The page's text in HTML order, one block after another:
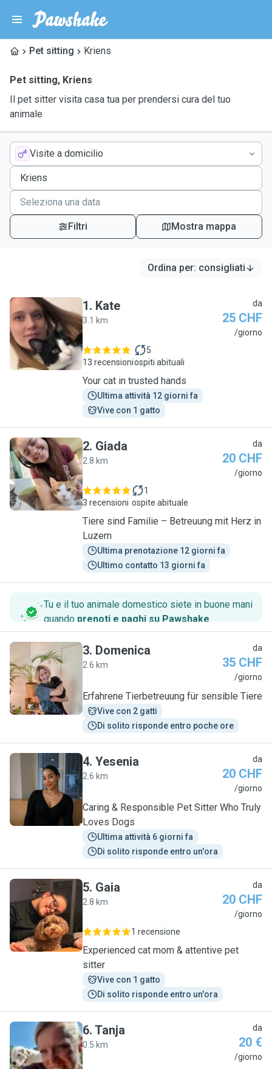
Pet sitting Kriens
Pet sitting, Kriens
Il pet sitter visita casa tua per prendersi cura del tuo
animale
Visite a domicilio
Filtri Mostra mappa
Ordina per: consigliati
K
1. Kate
3.1 km
da
25 CHF
/giorno
13 recensioni
5
ospiti abituali
Your cat in trusted hands
Ultima attività 12 giorni fa
Vive con 1 gatto
G
2. Giada
2.8 km
da
20 CHF
/giorno
3 recensioni
1
ospite abituale
Tiere sind Familie – Betreuung mit Herz in
Luzern
Ultima prenotazione 12 giorni fa
Ultimo contatto 13 giorni fa
Tu e il tuo animale domestico siete in buone mani
quando prenoti e paghi su Pawshake.
D
3. Domenica
2.6 km
da
35 CHF
/giorno
Erfahrene Tierbetreuung für sensible Tiere
Vive con 2 gatti
Di solito risponde entro poche ore
Y
4. Yesenia
2.6 km
da
20 CHF
/giorno
Caring & Responsible Pet Sitter Who Truly
Loves Dogs
Ultima attività 6 giorni fa
Di solito risponde entro un'ora
G
5. Gaia
2.8 km
da
20 CHF
/giorno
1 recensione
Experienced cat mom & attentive pet
sitter
Vive con 1 gatto
Di solito risponde entro un'ora
T
6. Tanja
0.5 km
da
20 €
/giorno